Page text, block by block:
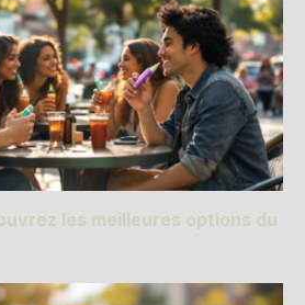
les meilleures options du